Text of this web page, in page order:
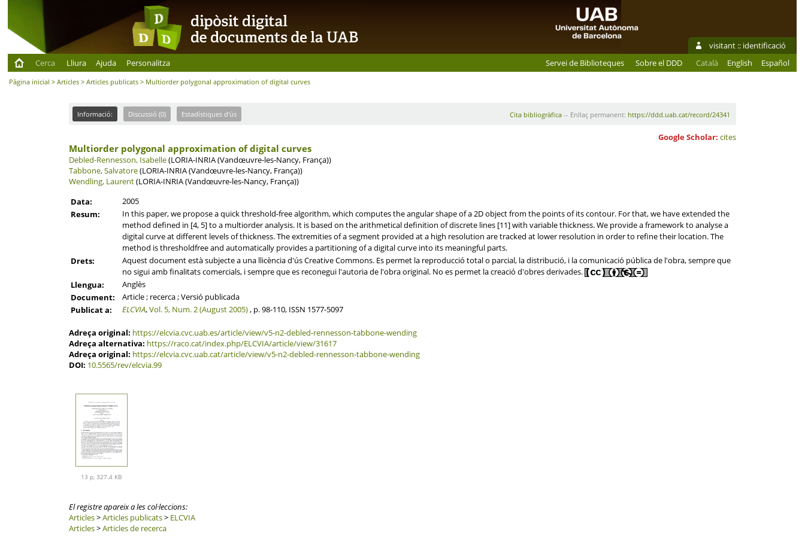
visitant :: identificació
Cerca
Lliura Ajuda Personalitza Servei de Biblioteques Sobre el DDD Català English Español
Pàgina inicial >Articles >Articles publicats > Multiorder polygonal approximation of digital curves
Informació: Discussió (0) Estadístiques d'ús Cita bibliogràfica-- Enllaç permanent: https://ddd.uab.cat/record/24341
Google Scholar: cites
Multiorder polygonal approximation of digital curves
Debled-Rennesson, Isabelle(LORIA-INRIA (Vandœuvre-les-Nancy, França))
Tabbone, Salvatore(LORIA-INRIA (Vandœuvre-les-Nancy, França))
Wendling, Laurent(LORIA-INRIA (Vandœuvre-les-Nancy, França))
Data:
2005
Resum:
In this paper, we propose a quick threshold-free algorithm, which computes the angular shape of a 2D object from the points of its contour. For that, we have extended the
method defined in [4, 5] to a multiorder analysis. It is based on the arithmetical definition of discrete lines [11] with variable thickness. We provide a framework to analyse a
digital curve at different levels of thickness. The extremities of a segment provided at a high resolution are tracked at lower resolution in order to refine their location. The
method is thresholdfree and automatically provides a partitioning of a digital curve into its meaningful parts.
Drets:
Aquest document està subjecte a una llicència d'ús Creative Commons. Es permet la reproducció total o parcial, la distribució, i la comunicació pública de l'obra, sempre que
no sigui amb finalitats comercials, i sempre que es reconegui l'autoria de l'obra original. No es permet la creació d'obres derivades.
Llengua:
Anglès
Document:
Article ; recerca ; Versió publicada
Publicat a:
ELCVIA,Vol. 5, Num. 2 (August 2005), p. 98-110, ISSN 1577-5097
Adreça original: https://elcvia.cvc.uab.es/article/view/v5-n2-debled-rennesson-tabbone-wending
Adreça alternativa: https://raco.cat/index.php/ELCVIA/article/view/31617
Adreça original: https://elcvia.cvc.uab.cat/article/view/v5-n2-debled-rennesson-tabbone-wending
DOI: 10.5565/rev/elcvia.99
13 p, 327.4 KB
El registre apareix a les col·leccions:
Articles>Articles publicats> ELCVIA
Articles>Articles de recerca